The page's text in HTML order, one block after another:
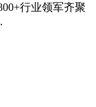
行业领军齐聚